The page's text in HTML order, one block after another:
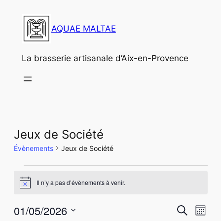
AQUAE MALTAE
La brasserie artisanale d’Aix-en-Provence
Jeux de Société
Évènements Jeux de Société
Évènements
Notice Il n’y a pas d’évènements à venir.
Recherche
Mois
01/05/2026